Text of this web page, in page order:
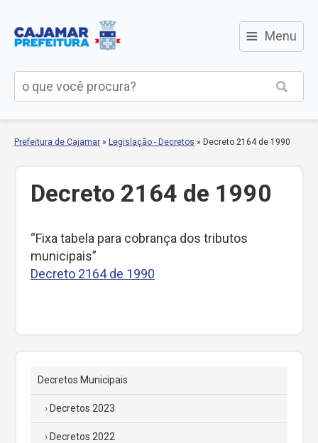
≡ Menu
Prefeitura de Cajamar » Legislação - Decretos » Decreto 2164 de 1990
Decreto 2164 de 1990
“Fixa tabela para cobrança dos tributos
municipais”
Decreto 2164 de 1990
Decretos Municipais
Decretos 2023
Decretos 2022